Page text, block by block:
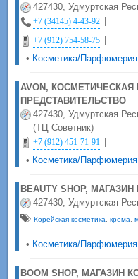
427430, Удмуртская
+7 (34145) 4-43-92
+7 (912) 754-58-75
• Косметика/Парфюмерия
AVON,
ПРЕДСТАВИТЕЛЬСТВО
427430, Удмуртская
(ТЦ Советник)
+7 (912) 451-71-91
• Косметика/Парфюмерия
BEAUTY SHOP,
427430, Удмуртская
Корейская косметика, крема,
• Косметика/Парфюмерия
BOOM SHOP, МАГАЗИН